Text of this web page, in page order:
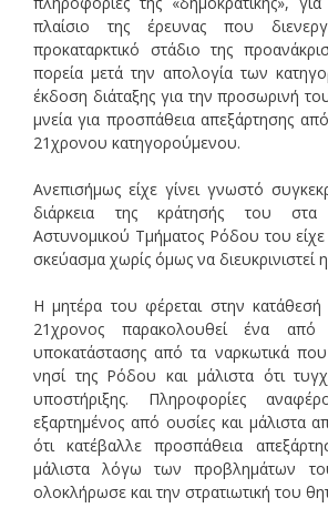
πλαίσιο της έρευνας που
προκαταρκτικό στάδιο της
πορεία μετά την απολογία των
έκδοση διάταξης για την προσωρινή
μνεία για προσπάθεια απεξάρτησης
21χρονου κατηγορούμενου.
Ανεπισήμως είχε γίνει γνωστό
διάρκεια της κράτησής του στα
Αστυνομικού Τμήματος Ρόδου του
σκεύασμα χωρίς όμως να διευκρινιστεί
Η μητέρα του φέρεται στην κατάθεσή
21χρονος παρακολουθεί ένα από
υποκατάστασης από τα ναρκωτικά
νησί της Ρόδου και μάλιστα ότι
υποστήριξης. Πληροφορίες
εξαρτημένος από ουσίες και μάλιστα
ότι κατέβαλλε προσπάθεια
μάλιστα λόγω των προβλημάτων
ολοκλήρωσε και την στρατιωτική του